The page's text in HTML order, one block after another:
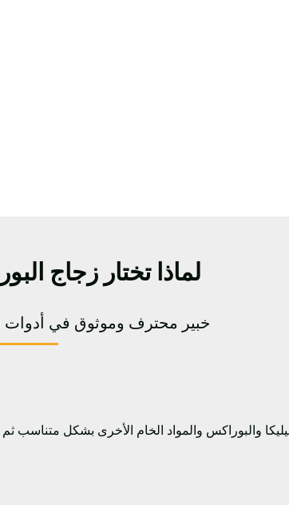
لماذا تختار زجاج
خبير محترف وموثوق في أدوات
والبوراكس والمواد الخام الأخرى بشكل متناسب